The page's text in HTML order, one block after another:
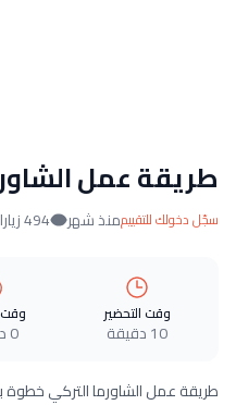
طريقة عمل
سجّل دخولك للتقييممنذ شهر 494 زيارات
وقت التحضير
10 دقيقة 0 دقيقة